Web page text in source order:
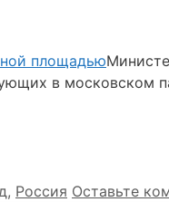
в московском
, Россия Оставьте